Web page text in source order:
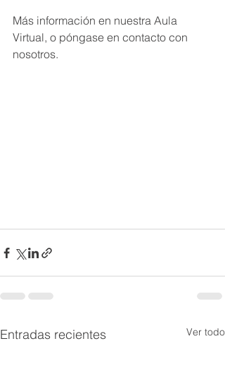
Más información en nuestra Aula
Virtual, o póngase en contacto con
nosotros.
Entradas recientes Ver todo